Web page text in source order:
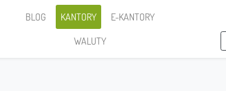
BLOG KANTORY
E-KANTORY
WALUTY